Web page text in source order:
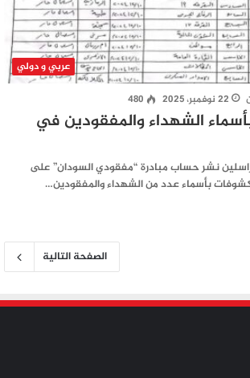
عربي و دولي
22 نوفمبر، 2025 480
الشهداء والمفقودين في
نشر حساب مبادرة “مفقودي السودان” على
بأسماء عدد من الشهداء والمفقودين…
الصفحة التالية